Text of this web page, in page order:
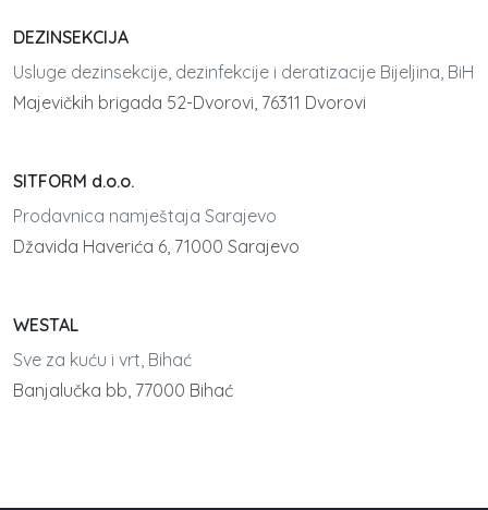
DEZINSEKCIJA
Usluge dezinsekcije, dezinfekcije i deratizacije Bijeljina, BiH
Majevičkih brigada 52-Dvorovi, 76311 Dvorovi
SITFORM d.o.o.
Prodavnica namještaja Sarajevo
Džavida Haverića 6, 71000 Sarajevo
WESTAL
Sve za kuću i vrt, Bihać
Banjalučka bb, 77000 Bihać